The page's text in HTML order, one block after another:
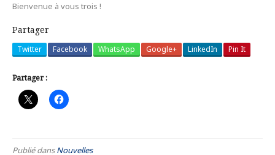
Bienvenue à vous trois !
Partager
Twitter Facebook WhatsApp Google+ LinkedIn Pin It
Partager :
Publié dansNouvelles